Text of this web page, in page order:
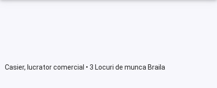
Casier, lucrator comercial • 3 Locuri de munca Braila